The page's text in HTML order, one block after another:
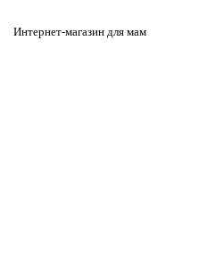
Интернет-магазин для мам